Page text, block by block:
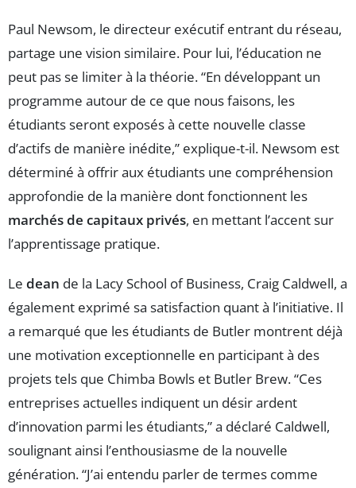
Paul Newsom, le directeur exécutif entrant du réseau,
partage une vision similaire. Pour lui, l’éducation ne
peut pas se limiter à la théorie. “En développant un
programme autour de ce que nous faisons, les
étudiants seront exposés à cette nouvelle classe
d’actifs de manière inédite,” explique-t-il. Newsom est
déterminé à offrir aux étudiants une compréhension
approfondie de la manière dont fonctionnent les
marchés de capitaux privés, en mettant l’accent sur
l’apprentissage pratique.
Le dean de la Lacy School of Business, Craig Caldwell, a
également exprimé sa satisfaction quant à l’initiative. Il
a remarqué que les étudiants de Butler montrent déjà
une motivation exceptionnelle en participant à des
projets tels que Chimba Bowls et Butler Brew. “Ces
entreprises actuelles indiquent un désir ardent
d’innovation parmi les étudiants,” a déclaré Caldwell,
soulignant ainsi l’enthousiasme de la nouvelle
génération. “J’ai entendu parler de termes comme